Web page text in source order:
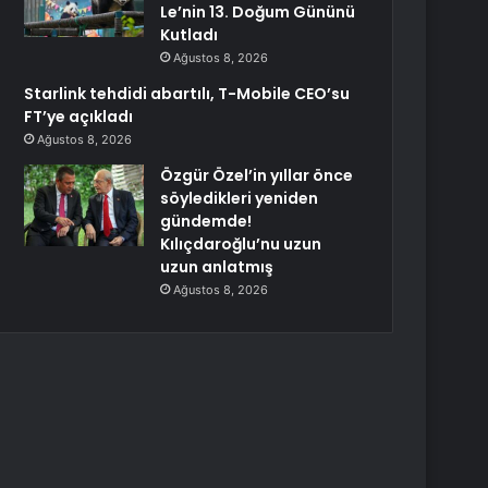
Le’nin 13. Doğum Gününü
Kutladı
Ağustos 8, 2026
Starlink tehdidi abartılı, T-Mobile CEO’su
FT’ye açıkladı
Ağustos 8, 2026
Özgür Özel’in yıllar önce
söyledikleri yeniden
gündemde!
Kılıçdaroğlu’nu uzun
uzun anlatmış
Ağustos 8, 2026